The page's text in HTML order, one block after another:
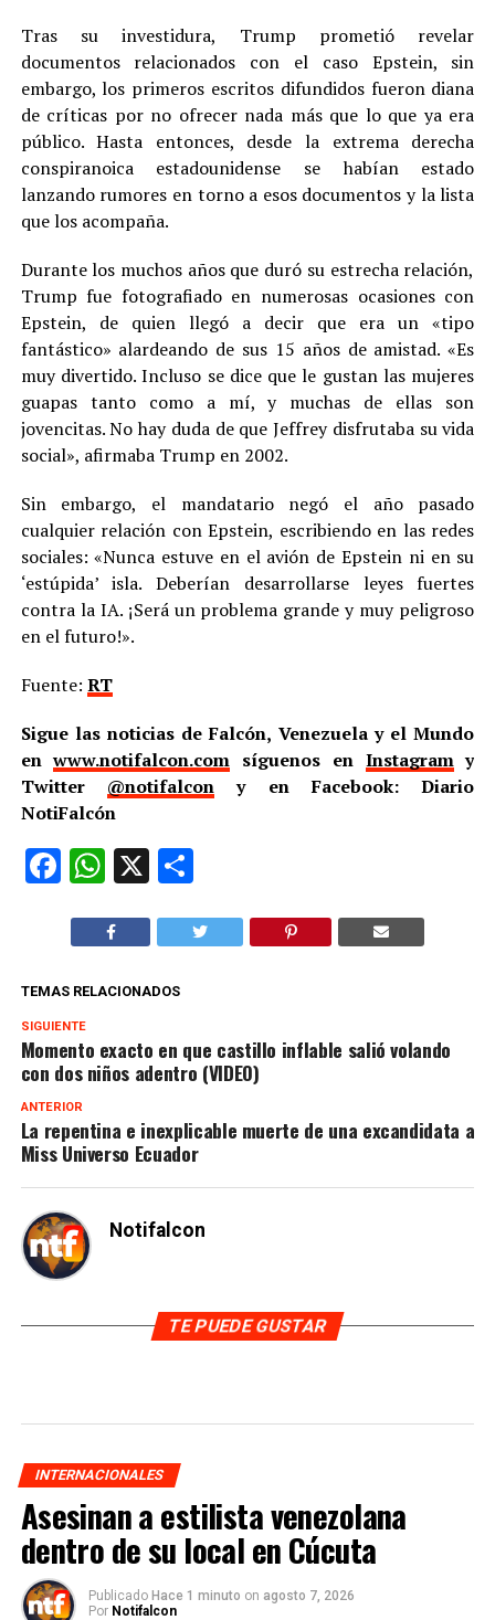
Tras su investidura, Trump prometió revelar
documentos relacionados con el caso Epstein, sin
embargo, los primeros escritos difundidos fueron diana
de críticas por no ofrecer nada más que lo que ya era
público. Hasta entonces, desde la extrema derecha
conspiranoica estadounidense se habían estado
lanzando rumores en torno a esos documentos y la lista
que los acompaña.
Durante los muchos años que duró su estrecha relación,
Trump fue fotografiado en numerosas ocasiones con
Epstein, de quien llegó a decir que era un «tipo
fantástico» alardeando de sus 15 años de amistad. «Es
muy divertido. Incluso se dice que le gustan las mujeres
guapas tanto como a mí, y muchas de ellas son
jovencitas. No hay duda de que Jeffrey disfrutaba su vida
social», afirmaba Trump en 2002.
Sin embargo, el mandatario negó el año pasado
cualquier relación con Epstein, escribiendo en las redes
sociales: «Nunca estuve en el avión de Epstein ni en su
‘estúpida’ isla. Deberían desarrollarse leyes fuertes
contra la IA. ¡Será un problema grande y muy peligroso
en el futuro!».
Fuente: RT
Sigue las noticias de Falcón, Venezuela y el Mundo
enwww.notifalcon.com síguenos en Instagramy
Twitter @notifalcon y en Facebook: Diario
NotiFalcón
Facebook
WhatsApp
X Compartir
TEMAS RELACIONADOS
SIGUIENTE
Momento exacto en que castillo inflable salió volando
con dos niños adentro (VIDEO)
ANTERIOR
La repentina e inexplicable muerte de una excandidata a
Miss Universo Ecuador
Notifalcon
TE PUEDE GUSTAR
INTERNACIONALES
Asesinan a estilista venezolana
dentro de su local en Cúcuta
Publicado Hace 1 minuto on agosto 7, 2026
Por Notifalcon